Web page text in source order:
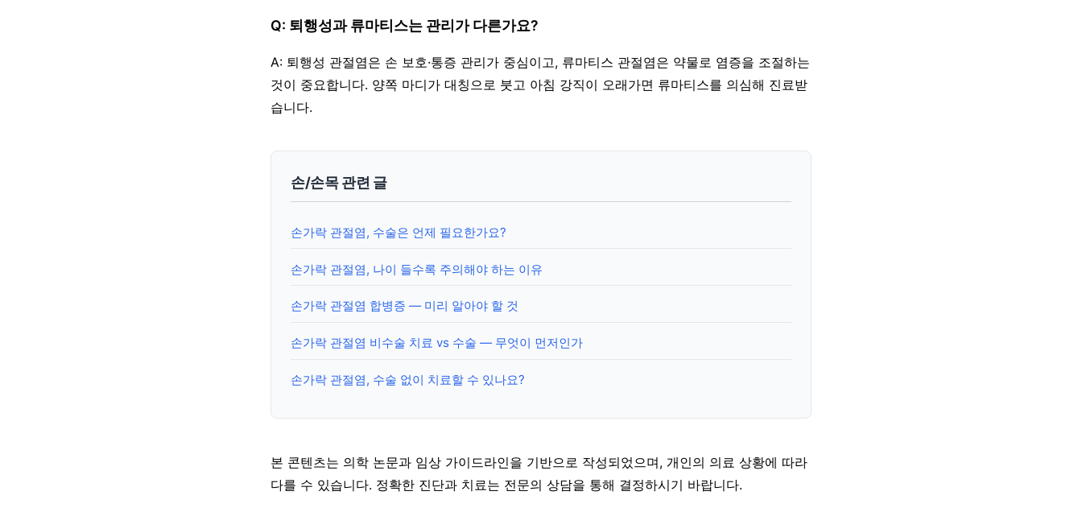
Q: 퇴행성과 류마티스는 관리가 다른가요?
A: 퇴행성 관절염은 손 보호·통증 관리가 중심이고, 류마티스 관절염은 약물로 염증을 조절하는
것이 중요합니다. 양쪽 마디가 대칭으로 붓고 아침 강직이 오래가면 류마티스를 의심해 진료받
습니다.
손/손목 관련 글
손가락 관절염, 수술은 언제 필요한가요?
손가락 관절염, 나이 들수록 주의해야 하는 이유
손가락 관절염 합병증 — 미리 알아야 할 것
손가락 관절염 비수술 치료 vs 수술 — 무엇이 먼저인가
손가락 관절염, 수술 없이 치료할 수 있나요?
본 콘텐츠는 의학 논문과 임상 가이드라인을 기반으로 작성되었으며, 개인의 의료 상황에 따라
다를 수 있습니다. 정확한 진단과 치료는 전문의 상담을 통해 결정하시기 바랍니다.